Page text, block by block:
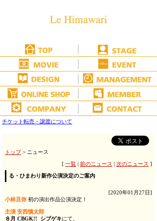
チケット転売・譲渡について
トップ> ニュース
[ 一覧 前のニュース 次のニュース ]
る・ひまわり新作公演決定のご案内
[2020年01月27日]
小林且弥 初の演出作品公演決定！
主演 安西慎太郎
８月 CBGK!! シブゲキにて。